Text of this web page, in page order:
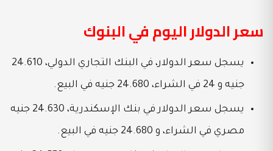
سعر الدولار اليوم في البنوك
يسجل سعر الدولار، في البنك التجاري الدولي، 24.610
جنيه و 24 في الشراء،
24.680 جنيه في البيع.
يسجل سعر الدولار في بنك الإسكندرية، 24.630 جنيه
مصري في الشراء، و 24.680 جنيه في البيع.